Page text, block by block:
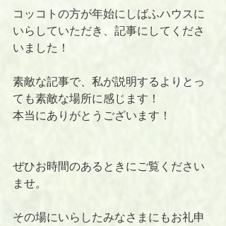
コッコトの方が年始にしばふハウスに
いらしていただき、記事にしてくださ
いました！
素敵な記事で、私が説明するよりとっ
ても素敵な場所に感じます！
本当にありがとうございます！
ぜひお時間のあるときにご覧ください
ませ。
その場にいらしたみなさまにもお礼申